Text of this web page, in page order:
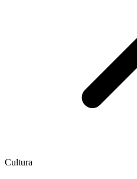
Cultura